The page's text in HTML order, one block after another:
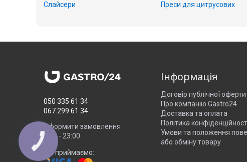
Слайсери
Преси для цитрусових
050 335 61 34
067 299 61 34
Оформити замовлення
8:00 - 23:00
Ми приймаємо:
Інформація
Договір публічної оферти
Про компанію Gastro24
Доставка та оплата
Політика
Умови та положення
або обміну товару
КНОПКА
ЗВ'ЯЗКУ